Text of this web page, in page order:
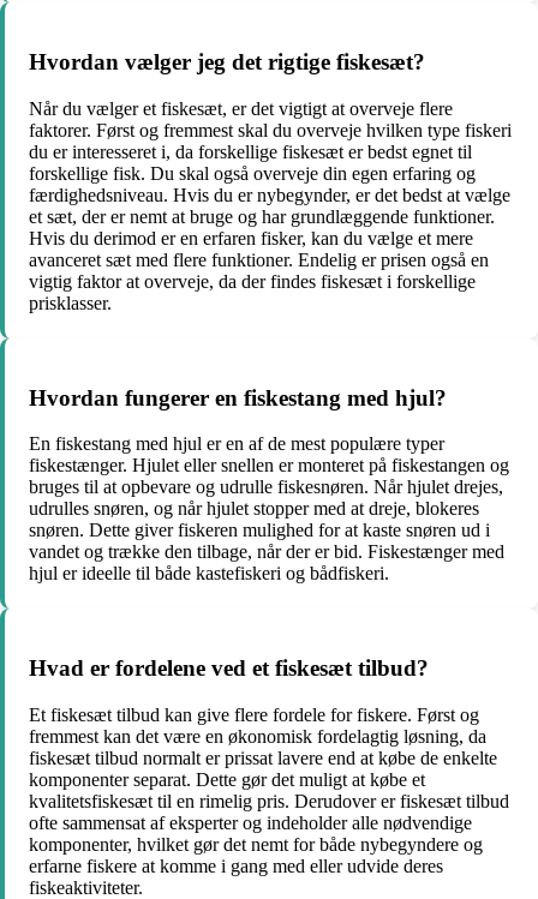
Hvordan vælger jeg det rigtige fiskesæt?
Når du vælger et fiskesæt, er det vigtigt at overveje flere
faktorer. Først og fremmest skal du overveje hvilken type fiskeri
du er interesseret i, da forskellige fiskesæt er bedst egnet til
forskellige fisk. Du skal også overveje din egen erfaring og
færdighedsniveau. Hvis du er nybegynder, er det bedst at vælge
et sæt, der er nemt at bruge og har grundlæggende funktioner.
Hvis du derimod er en erfaren fisker, kan du vælge et mere
avanceret sæt med flere funktioner. Endelig er prisen også en
vigtig faktor at overveje, da der findes fiskesæt i forskellige
prisklasser.
Hvordan fungerer en fiskestang med hjul?
En fiskestang med hjul er en af de mest populære typer
fiskestænger. Hjulet eller snellen er monteret på fiskestangen og
bruges til at opbevare og udrulle fiskesnøren. Når hjulet drejes,
udrulles snøren, og når hjulet stopper med at dreje, blokeres
snøren. Dette giver fiskeren mulighed for at kaste snøren ud i
vandet og trække den tilbage, når der er bid. Fiskestænger med
hjul er ideelle til både kastefiskeri og bådfiskeri.
Hvad er fordelene ved et fiskesæt tilbud?
Et fiskesæt tilbud kan give flere fordele for fiskere. Først og
fremmest kan det være en økonomisk fordelagtig løsning, da
fiskesæt tilbud normalt er prissat lavere end at købe de enkelte
komponenter separat. Dette gør det muligt at købe et
kvalitetsfiskesæt til en rimelig pris. Derudover er fiskesæt tilbud
ofte sammensat af eksperter og indeholder alle nødvendige
komponenter, hvilket gør det nemt for både nybegyndere og
erfarne fiskere at komme i gang med eller udvide deres
fiskeaktiviteter.